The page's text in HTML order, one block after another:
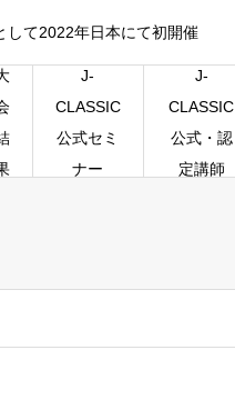
して2022年日本にて初開催
J-
CLASSIC
公式セミ
ナー
J-
CLASSIC
公式・認
定講師